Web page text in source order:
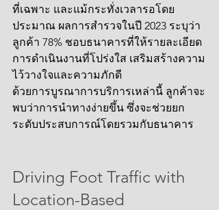
ที่เฉพาะ และแม้กระทั่งเวลารอโดย
ประมาณ ผลการสำรวจในปี 2023 ระบุว่า
ลูกค้า 78% ชอบธนาคารที่ให้รายละเอียด
การดำเนินงานที่โปร่งใส เสริมสร้างความ
ไว้วางใจและความภักดี
ด้วยการบูรณาการบริการเหล่านี้ ลูกค้าจะ
พบว่าการนำทางง่ายขึ้น ซึ่งจะช่วยยก
ระดับประสบการณ์โดยรวมกับธนาคาร
Driving Foot Traffic with
Location-Based